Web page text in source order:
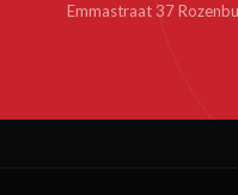
Emmastraat 37